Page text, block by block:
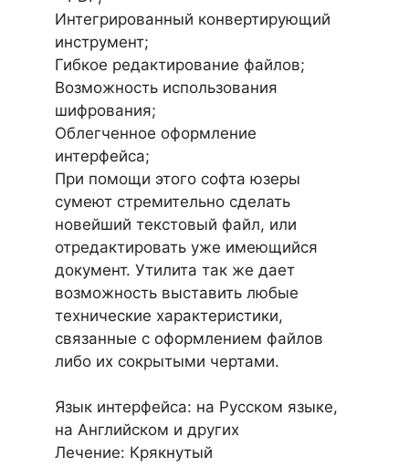
Интегрированный конвертирующий
инструмент;
Гибкое редактирование файлов;
Возможность использования
шифрования;
Облегченное оформление
интерфейса;
При помощи этого софта юзеры
сумеют стремительно сделать
новейший текстовый файл, или
отредактировать уже имеющийся
документ. Утилита так же дает
возможность выставить любые
технические характеристики,
связанные с оформлением файлов
либо их сокрытыми чертами.
Язык интерфейса: на Русском языке,
на Английском и других
Лечение: Крякнутый